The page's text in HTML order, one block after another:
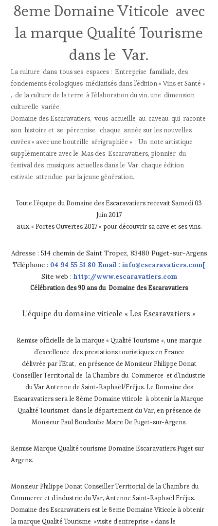
WEB,
8eme Domaine Viticole avec
la marque Qualité Tourisme
dans le Var.
La culture dans tous ses espaces : Entreprise familiale, des
fondements écologiques médiatisés dans l’édition « Vins et Santé »
, de la culture de la terre à l’élaboration du vin, une dimension
culturelle variée.
Domaine des Escaravatiers, vous accueille au caveau qui raconte
son histoire et se pérennise chaque année sur les nouvelles
cuvées « avec une bouteille sérigraphiée » ; Un note artistique
supplémentaire avec le Mas des Escaravatiers, pionnier du
festival des musiques actuelles dans le Var, chaque édition
estivale attendue par la jeune génération.
Toute l’équipe du Domaine des Escaravatiers recevait Samedi 03
Juin 2017
aux« Portes Ouvertes 2017 » pour découvrir sa cave et ses vins.
Adresse : 514 chemin de Saint Tropez, 83480 Puget-sur-Argens
Téléphone : 04 94 55 51 80 Email : info@escaravatiers.com[
Site web : http://www.escaravatiers.com
Célébration des 90 ans du Domaine des Escaravatiers
L’équipe du domaine viticole « Les Escaravatiers »
Remise officielle de la marque « Qualité Tourisme », une marque
d’excellence des prestations touristiques en France
délivrée par l’Etat, en présence de Monsieur Philippe Donat
Conseiller Territorial de la Chambre du Commerce et d’Industrie
du Var Antenne de Saint-Raphaël/Fréjus. Le Domaine des
Escaravatiers sera le 8ème Domaine viticole à obtenir la Marque
Qualité Tourismet dans le département du Var, en présence de
Monsieur Paul Boudoube Maire De Puget-sur-Argens.
Remise Marque Qualité tourisme Domaine Escaravatiers Puget sur
Argens.
Monsieur Philippe Donat Conseiller Territorial de la Chambre du
Commerce et d’industrie du Var, Antenne Saint-Raphaël Fréjus.
Domaine des Escaravatiers est le 8eme Domaine Viticole à obtenir
la marque Qualité Tourisme »visite d’entreprise » dans le